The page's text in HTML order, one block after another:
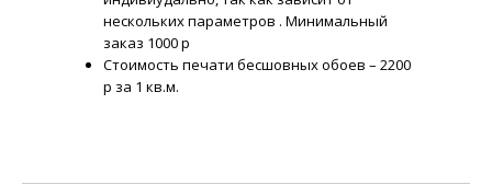
нескольких параметров . Минимальный
заказ 1000 р
Стоимость печати бесшовных обоев – 2200
р за 1 кв.м.